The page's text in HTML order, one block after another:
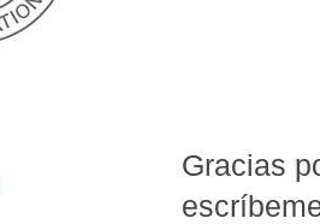
Gracias